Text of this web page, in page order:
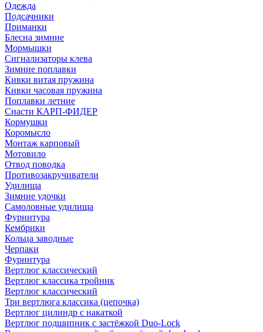
Одежда
Подсачники
Приманки
Блесна зимние
Мормышки
Сигнализаторы клева
Зимние поплавки
Кивки витая пружина
Кивки часовая пружина
Поплавки летние
Снасти КАРП-ФИДЕР
Кормушки
Коромысло
Монтаж карповый
Мотовило
Отвод поводка
Противозакручиватели
Удилища
Зимние удочки
Самоловные удилища
Фурнитура
Кембрики
Кольца заводные
Черпаки
Фурнитура
Вертлюг классический
Вертлюг классика тройник
Вертлюг классический
Три вертлюга классика (цепочка)
Вертлюг цилиндр с накаткой
Вертлюг подшипник с застёжкой Duo-Lock